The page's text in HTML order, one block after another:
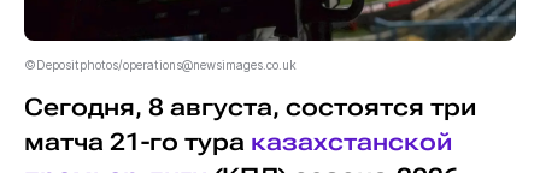
©Depositphotos/operations@newsimages.co.uk
Сегодня, 8 августа, состоятся три
матча 21-го тура казахстанской